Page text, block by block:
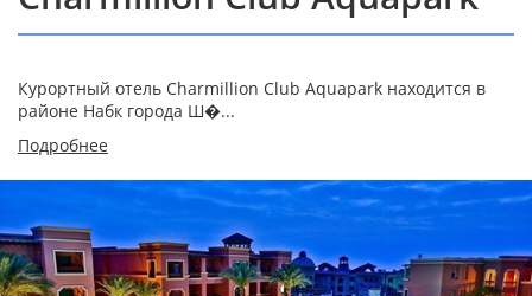
Курортный отель Charmillion Club Aquapark находится в
районе Набк города Ш�...
Подробнее